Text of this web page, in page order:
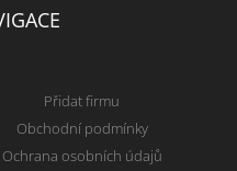
Přidat firmu
Obchodní podmínky
Ochrana osobních údajů